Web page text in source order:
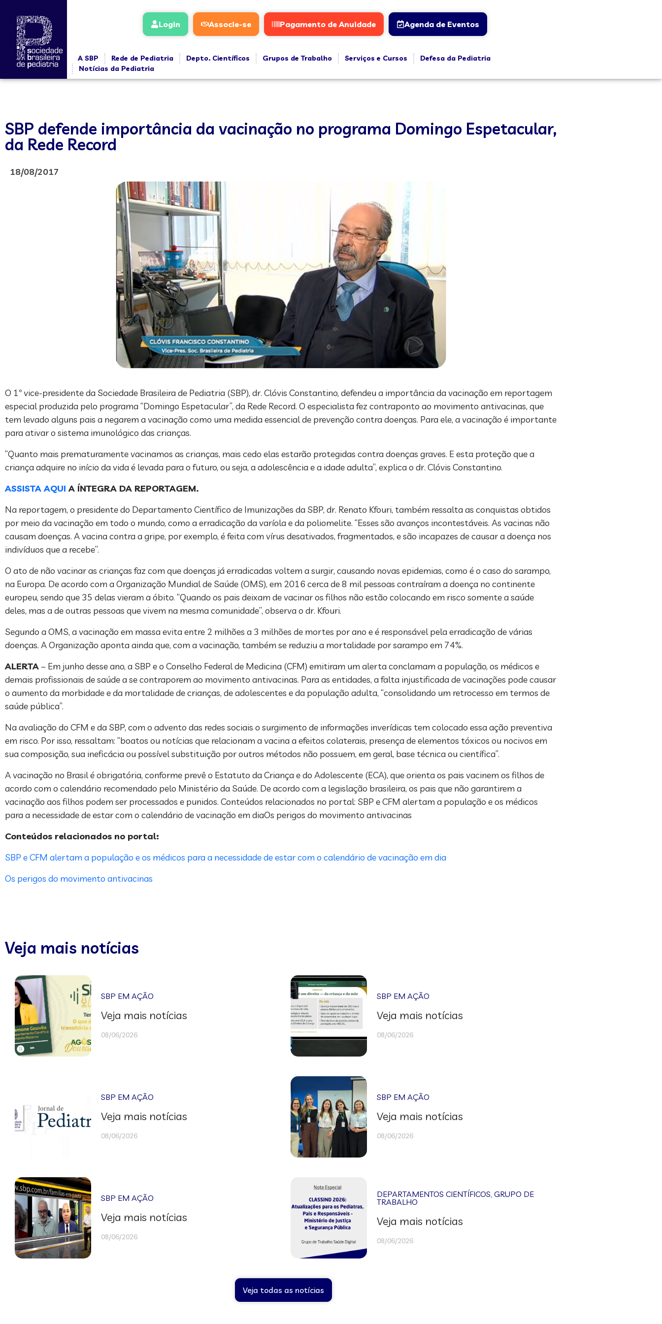
Login Associe-se Pagamento de Anuidade Agenda de Eventos
A SBP Rede de Pediatria Depto. Científicos Grupos de Trabalho Serviços e Cursos
Defesa da Pediatria
Notícias da Pediatria
SBP defende importância da vacinação no programa Domingo Espetacular,
da Rede Record
18/08/2017
O 1º vice-presidente da Sociedade Brasileira de Pediatria (SBP), dr. Clóvis Constantino, defendeu a importância da vacinação em reportagem
especial produzida pelo programa “Domingo Espetacular”, da Rede Record. O especialista fez contraponto ao movimento antivacinas, que
tem levado alguns pais a negarem a vacinação como uma medida essencial de prevenção contra doenças. Para ele, a vacinação é importante
para ativar o sistema imunológico das crianças.
“Quanto mais prematuramente vacinamos as crianças, mais cedo elas estarão protegidas contra doenças graves. E esta proteção que a
criança adquire no início da vida é levada para o futuro, ou seja, a adolescência e a idade adulta”, explica o dr. Clóvis Constantino.
ASSISTA AQUIA ÍNTEGRA DA REPORTAGEM.
Na reportagem, o presidente do Departamento Científico de Imunizações da SBP, dr. Renato Kfouri, também ressalta as conquistas obtidos
por meio da vacinação em todo o mundo, como a erradicação da varíola e da poliomelite. “Esses são avanços incontestáveis. As vacinas não
causam doenças. A vacina contra a gripe, por exemplo, é feita com vírus desativados, fragmentados, e são incapazes de causar a doença nos
indivíduos que a recebe”.
O ato de não vacinar as crianças faz com que doenças já erradicadas voltem a surgir, causando novas epidemias, como é o caso do sarampo,
na Europa. De acordo com a Organização Mundial de Saúde (OMS), em 2016 cerca de 8 mil pessoas contraíram a doença no continente
europeu, sendo que 35 delas vieram a óbito. “Quando os pais deixam de vacinar os filhos não estão colocando em risco somente a saúde
deles, mas a de outras pessoas que vivem na mesma comunidade”, observa o dr. Kfouri.
Segundo a OMS, a vacinação em massa evita entre 2 milhões a 3 milhões de mortes por ano e é responsável pela erradicação de várias
doenças. A Organização aponta ainda que, com a vacinação, também se reduziu a mortalidade por sarampo em 74%.
ALERTA – Em junho desse ano, a SBP e o Conselho Federal de Medicina (CFM) emitiram um alerta conclamam a população, os médicos e
demais profissionais de saúde a se contraporem ao movimento antivacinas. Para as entidades, a falta injustificada de vacinações pode causar
o aumento da morbidade e da mortalidade de crianças, de adolescentes e da população adulta, “consolidando um retrocesso em termos de
saúde pública”.
Na avaliação do CFM e da SBP, com o advento das redes sociais o surgimento de informações inverídicas tem colocado essa ação preventiva
em risco. Por isso, ressaltam: “boatos ou notícias que relacionam a vacina a efeitos colaterais, presença de elementos tóxicos ou nocivos em
sua composição, sua ineficácia ou possível substituição por outros métodos não possuem, em geral, base técnica ou científica”.
A vacinação no Brasil é obrigatória, conforme prevê o Estatuto da Criança e do Adolescente (ECA), que orienta os pais vacinem os filhos de
acordo com o calendário recomendado pelo Ministério da Saúde. De acordo com a legislação brasileira, os pais que não garantirem a
vacinação aos filhos podem ser processados e punidos. Conteúdos relacionados no portal: SBP e CFM alertam a população e os médicos
para a necessidade de estar com o calendário de vacinação em diaOs perigos do movimento antivacinas
Conteúdos relacionados no portal:
SBP e CFM alertam a população e os médicos para a necessidade de estar com o calendário de vacinação em dia
Os perigos do movimento antivacinas
Veja mais notícias
SBP EM AÇÃO
Veja mais notícias
08/06/2026
SBP EM AÇÃO
Veja mais notícias
08/06/2026
SBP EM AÇÃO
Veja mais notícias
08/06/2026
SBP EM AÇÃO
Veja mais notícias
08/06/2026
SBP EM AÇÃO
Veja mais notícias
08/06/2026
DEPARTAMENTOS CIENTÍFICOS ,GRUPO DE
TRABALHO
Veja mais notícias
08/06/2026
Veja todas as notícias